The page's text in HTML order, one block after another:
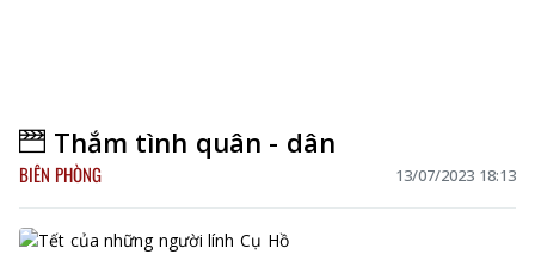
Thắm tình quân - dân
BIÊN PHÒNG 13/07/2023 18:13